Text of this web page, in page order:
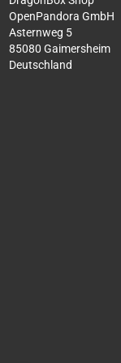
OpenPandora GmbH
Asternweg 5
85080 Gaimersheim
Deutschland